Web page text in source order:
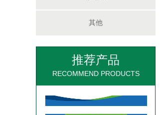
其他
推荐产品
RECOMMEND PRODUCTS
全自动梳齿对接机/接木机